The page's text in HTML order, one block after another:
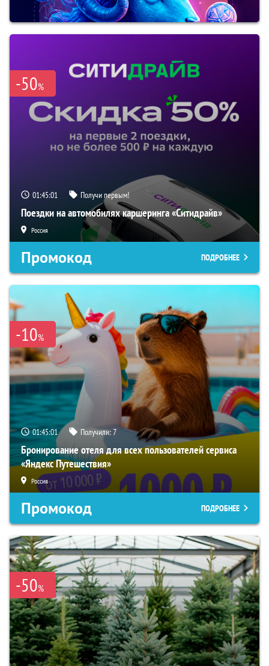
-50%
01:45:00 Получи первым!
Поездки на автомобилях каршеринга «Ситидрайв»
Россия
Промокод ПОДРОБНЕЕ
-10%
01:45:00 Получили:7
Бронирование отеля для всех пользователей сервиса
«Яндекс Путешествия»
Россия
Промокод ПОДРОБНЕЕ
-50%